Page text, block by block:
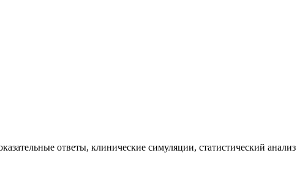
ответы, клинические симуляции, статистический